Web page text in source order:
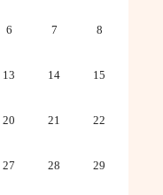
6 7 8
13 14 15
20 21 22
27 28 29